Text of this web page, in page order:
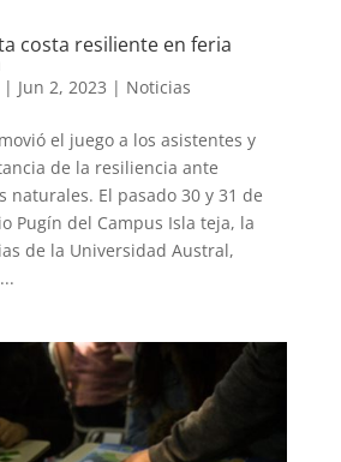
costa resiliente en feria
| Jun 2, 2023 | Noticias
el juego a los asistentes y
de la resiliencia ante
naturales. El pasado 30 y 31 de
Pugín del Campus Isla teja, la
de la Universidad Austral,